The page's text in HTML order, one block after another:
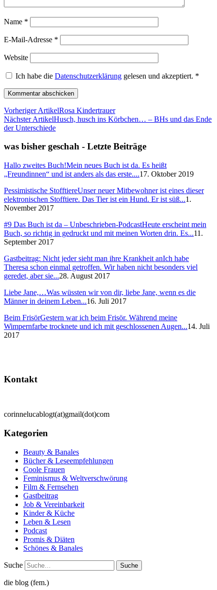
Name *
E-Mail-Adresse *
Website
Ich habe die Datenschutzerklärung gelesen und akzeptiert. *
Vorheriger ArtikelRosa Kindertrauer
Nächster ArtikelHusch, husch ins Körbchen… – BHs und das Ende
der Unterschiede
was bisher geschah - Letzte Beiträge
Hallo zweites Buch!Mein neues Buch ist da. Es heißt
„Freundinnen“ und ist anders als das erste....17. Oktober 2019
Pessimistische StofftiereUnser neuer Mitbewohner ist eines dieser
elektronischen Stofftiere. Das Tier ist ein Hund. Er ist süß...1.
November 2017
#9 Das Buch ist da – Unbeschrieben-PodcastHeute erscheint mein
Buch, so richtig in gedruckt und mit meinen Worten drin. Es...11.
September 2017
Gastbeitrag: Nicht jeder sieht man ihre Krankheit anIch habe
Theresa schon einmal getroffen. Wir haben nicht besonders viel
geredet, aber sie...28. August 2017
Liebe Jane,…Was wüssten wir von dir, liebe Jane, wenn es die
Männer in deinem Leben...16. Juli 2017
Beim FrisörGestern war ich beim Frisör. Während meine
Wimpernfarbe trocknete und ich mit geschlossenen Augen...14. Juli
2017
Kontakt
corinnelucablogt(at)gmail(dot)com
Kategorien
Beauty & Banales
Bücher & Leseempfehlungen
Coole Frauen
Feminismus & Weltverschwörung
Film & Fernsehen
Gastbeitrag
Job & Vereinbarkeit
Kinder & Küche
Leben & Lesen
Podcast
Promis & Diäten
Schönes & Banales
Suche
die blog (fem.)